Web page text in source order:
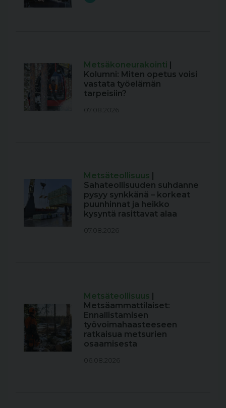
Metsäkoneurakointi
Kolumni: Miten opetus voisi
vastata työelämän
tarpeisiin?
07.08.2026
Metsäteollisuus
Sahateollisuuden suhdanne
pysyy synkkänä – korkeat
puunhinnat ja heikko
kysyntä rasittavat alaa
07.08.2026
Metsäteollisuus
Metsäammattilaiset:
Ennallistamisen
työvoimahaasteeseen
ratkaisua metsurien
osaamisesta
06.08.2026